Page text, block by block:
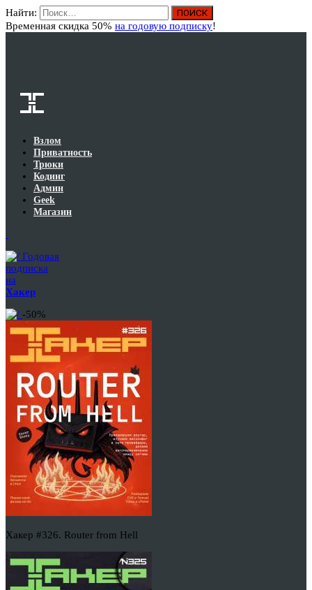
Найти:
Временная скидка 50% на годовую подписку!
Взлом
Приватность
Трюки
Кодинг
Админ
Geek
Магазин
Годовая
подписка
на
Хакер
-50%
Хакер #326. Router from Hell